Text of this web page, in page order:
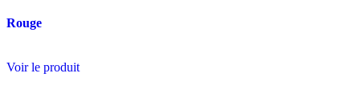
Rouge
Voir le produit